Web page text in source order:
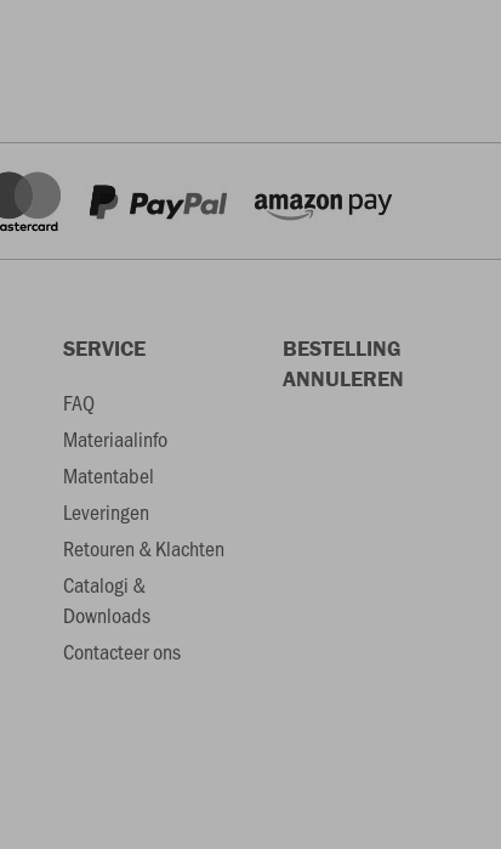
SERVICE
FAQ
Materiaalinfo
Matentabel
Leveringen
Retouren & Klachten
Catalogi &
Downloads
Contacteer ons
BESTELLING
ANNULEREN